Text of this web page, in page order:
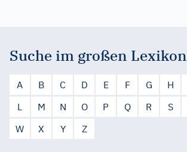
Suche im großen Lexikon
A B C D E F G H
L
M N O P Q R S
W
X Y Z